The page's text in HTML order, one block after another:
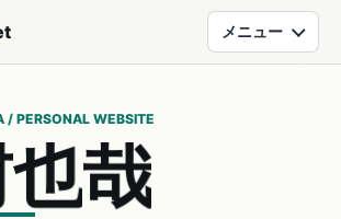
メニュー
/ PERSONAL WEBSITE
也哉